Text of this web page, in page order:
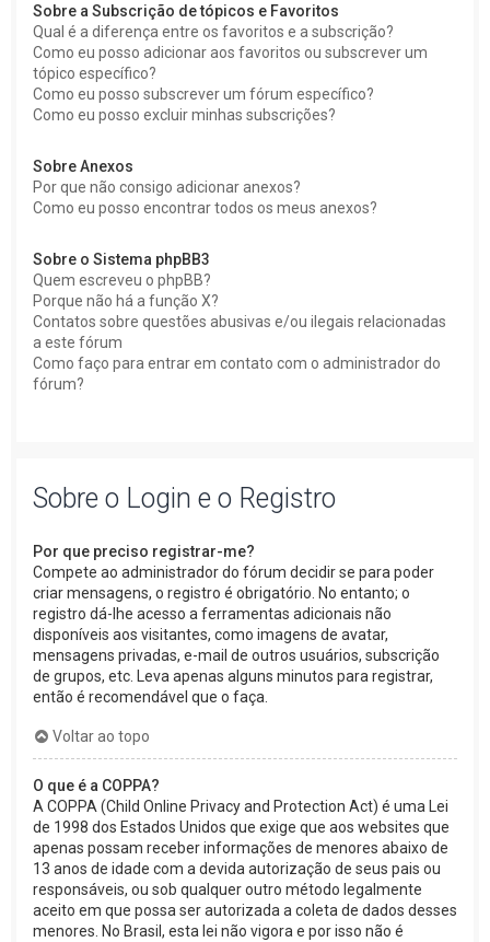
Sobre a Subscrição de tópicos e Favoritos
Qual é a diferença entre os favoritos e a subscrição?
Como eu posso adicionar aos favoritos ou subscrever um
tópico específico?
Como eu posso subscrever um fórum específico?
Como eu posso excluir minhas subscrições?
Sobre Anexos
Por que não consigo adicionar anexos?
Como eu posso encontrar todos os meus anexos?
Sobre o Sistema phpBB3
Quem escreveu o phpBB?
Porque não há a função X?
Contatos sobre questões abusivas e/ou ilegais relacionadas
a este fórum
Como faço para entrar em contato com o administrador do
fórum?
Sobre o Login e o Registro
Por que preciso registrar-me?
Compete ao administrador do fórum decidir se para poder
criar mensagens, o registro é obrigatório. No entanto; o
registro dá-lhe acesso a ferramentas adicionais não
disponíveis aos visitantes, como imagens de avatar,
mensagens privadas, e-mail de outros usuários, subscrição
de grupos, etc. Leva apenas alguns minutos para registrar,
então é recomendável que o faça.
Voltar ao topo
O que é a COPPA?
A COPPA (Child Online Privacy and Protection Act) é uma Lei
de 1998 dos Estados Unidos que exige que aos websites que
apenas possam receber informações de menores abaixo de
13 anos de idade com a devida autorização de seus pais ou
responsáveis, ou sob qualquer outro método legalmente
aceito em que possa ser autorizada a coleta de dados desses
menores. No Brasil, esta lei não vigora e por isso não é